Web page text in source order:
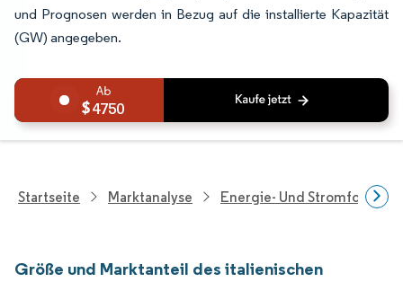
und Prognosen werden in Bezug auf die installierte Kapazität
(GW) angegeben.
4750
Startseite Marktanalyse Energie- Und
Größe und Marktanteil des italienischen